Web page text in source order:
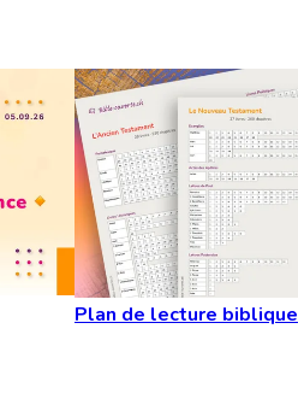
Plan de lecture biblique